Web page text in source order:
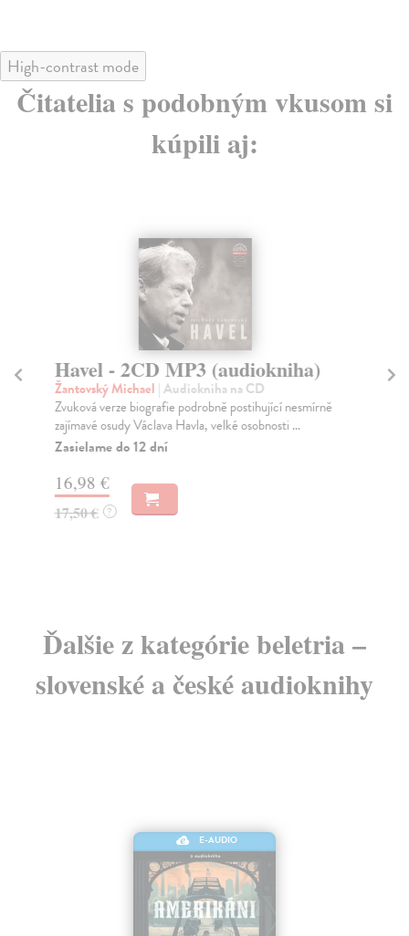
High-contrast mode
Čitatelia s podobným vkusom si
kúpili aj:
Havel - 2CD MP3 (audiokniha)
Žantovský Michael | Audiokniha na CD
Zvuková verze biografie podrobně postihující nesmírně
zajímavé osudy Václava Havla, velké osobnosti ...
Zasielame do 12 dní
16,98 €
17,50 € ?
Ďalšie z kategórie beletria –
slovenské a české audioknihy
E-AUDIO